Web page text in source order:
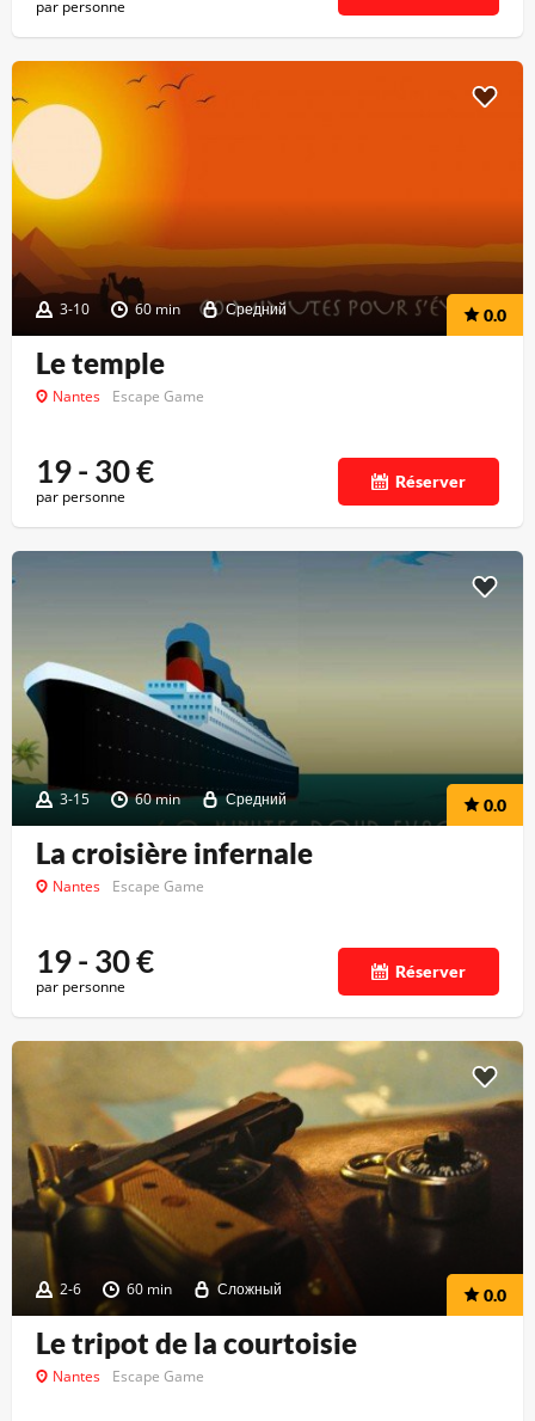
par personne
3-10 60 min Средний 0.0
Le temple
Nantes Escape Game
19 - 30€
par personne
Réserver
3-15 60 min Средний 0.0
La croisière infernale
Nantes Escape Game
19 - 30€
par personne
Réserver
2-6 60 min Сложный 0.0
Le tripot de la courtoisie
Nantes Escape Game